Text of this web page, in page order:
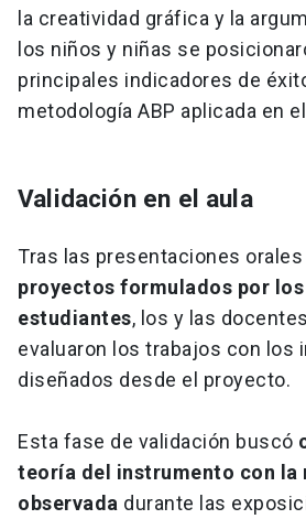
la creatividad gráfica y la
los niños y niñas se
principales indicadores de
metodología ABP aplicada en
Validación en el aula
Tras las presentaciones
proyectos formulados por
estudiantes, los y las
evaluaron los trabajos con los
diseñados desde el proyecto.
Esta fase de validación buscó
teoría del instrumento con la
observada durante las